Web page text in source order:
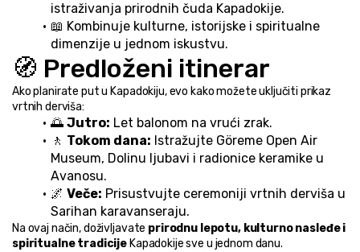
istraživanja prirodnih čuda Kapadokije.
📖 Kombinuje kulturne, istorijske i spiritualne
dimenzije u jednom iskustvu.
🧭 Predloženi itinerar
Ako planirate put u Kapadokiju, evo kako možete uključiti prikaz
vrtnih derviša:
🌅 Jutro: Let balonom na vrući zrak.
🚶 Tokom dana: Istražujte Göreme Open Air
Museum, Dolinu ljubavi i radionice keramike u
Avanosu.
🌌 Veče: Prisustvujte ceremoniji vrtnih derviša u
Sarihan karavanseraju.
Na ovaj način, doživljavate prirodnu lepotu, kulturno nasleđe i
spiritualne tradicije Kapadokije sve u jednom danu.